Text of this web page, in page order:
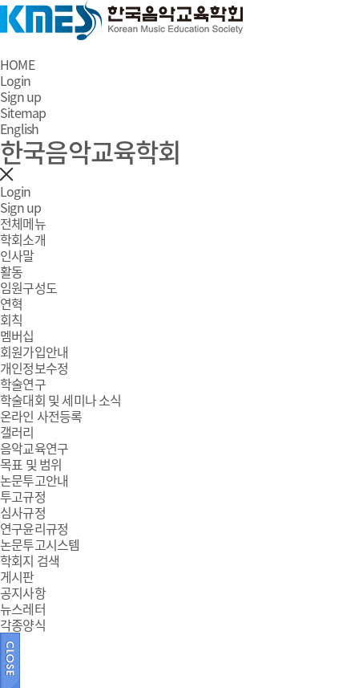
HOME
Login
Sign up
Sitemap
English
한국음악교육학회
Login
Sign up
전체메뉴
학회소개
인사말
활동
임원구성도
연혁
회칙
멤버십
회원가입안내
개인정보수정
학술연구
학술대회 및 세미나 소식
온라인 사전등록
갤러리
음악교육연구
목표 및 범위
논문투고안내
투고규정
심사규정
연구윤리규정
논문투고시스템
학회지 검색
게시판
공지사항
뉴스레터
각종양식